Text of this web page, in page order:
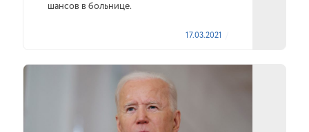
шансов в больнице.
17.03.2021